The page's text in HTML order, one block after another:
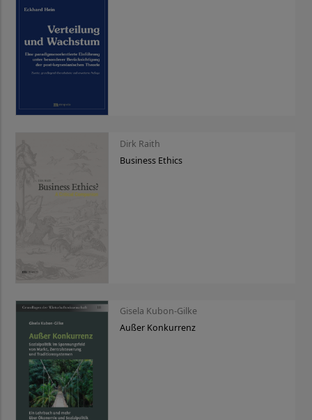
Dirk Raith
Business Ethics
Gisela Kubon-Gilke
Außer Konkurrenz